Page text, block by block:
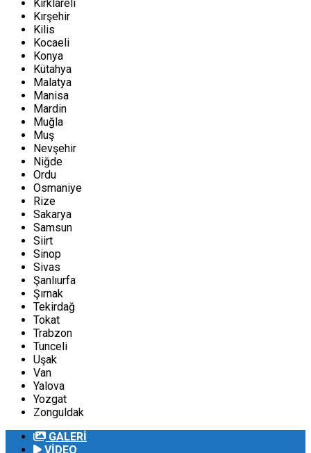
Kırklareli
Kırşehir
Kilis
Kocaeli
Konya
Kütahya
Malatya
Manisa
Mardin
Muğla
Muş
Nevşehir
Niğde
Ordu
Osmaniye
Rize
Sakarya
Samsun
Siirt
Sinop
Sivas
Şanlıurfa
Şırnak
Tekirdağ
Tokat
Trabzon
Tunceli
Uşak
Van
Yalova
Yozgat
Zonguldak
GALERİ
VİDEO